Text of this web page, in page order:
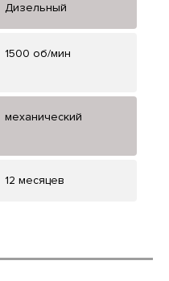
Дизельный
1500 об/мин
механический
12 месяцев